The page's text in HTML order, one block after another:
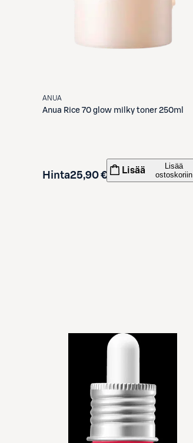
ANUA
Anua Rice 70 glow milky toner 250ml
Hinta25,90 € Lisää
Lisää
ostoskoriin